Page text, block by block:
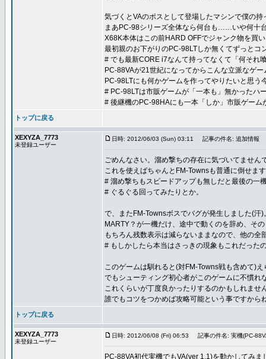
気づくとVAのボスとして登場したマシンで僕の
まあPC-98シリーズ全体なら何台も……いや何十
X68K本体はこの前HARD OFFでジャンク物を買
最初親のお下がりのPC-98LTしか無くてずっと
# でも最新CORE i7なんて持ってなくて「何それ
PC-88VAが21世紀になってからこんな立派なゲ
PC-98LTにも何かゲームを作ってやりたいと思う
# PC-98LTは市販ゲームが「一本も」無かった
# 後継機のPC-98HAにも一本「しか」市販ゲーム
トップに戻る
XEXYZA_7773
未登録ユーザー
日時: 2012/06/03 (Sun) 03:11 記事の件名: 追加情報
ごめんなさい。溜め撃ちの存在に気づいてません
これを使えばちゃんとFM-Townsも普通に倒せま
# 溜め撃ちもスピードアップも無しだと最後の一
# ぐるぐる回ってみたりとか。
で、またFM-Townsボスでバグが発生しました(汗)
MARTY？が一機だけ、途中で動くのを辞め、そ
もちろん残数表示は減らないままなので、他の
# もしかしたら本当はさっきの現象もこれだった
このゲームは馴れると(対FM-Towns戦も含めて)
でもシューティング初心者がこのゲームに不慣
これくらいが丁度良かったりするのかもしれませ
誰でもコツをつかめば攻略可能という事ですから
トップに戻る
XEXYZA_7773
未登録ユーザー
日時: 2012/06/08 (Fri) 06:53 記事の件名: 実機(PC-
PC-88VA初代実機でもVA(ver 1.1)を動かしてみま